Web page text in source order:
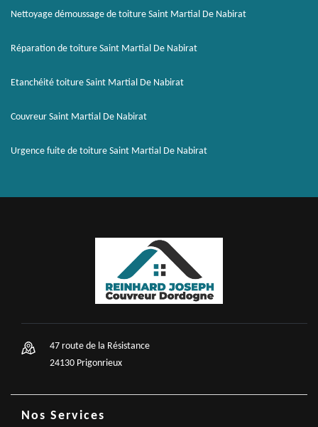
Nettoyage démoussage de toiture Saint Martial De Nabirat
Réparation de toiture Saint Martial De Nabirat
Etanchéité toiture Saint Martial De Nabirat
Couvreur Saint Martial De Nabirat
Urgence fuite de toiture Saint Martial De Nabirat
47 route de la Résistance
24130 Prigonrieux
Nos Services